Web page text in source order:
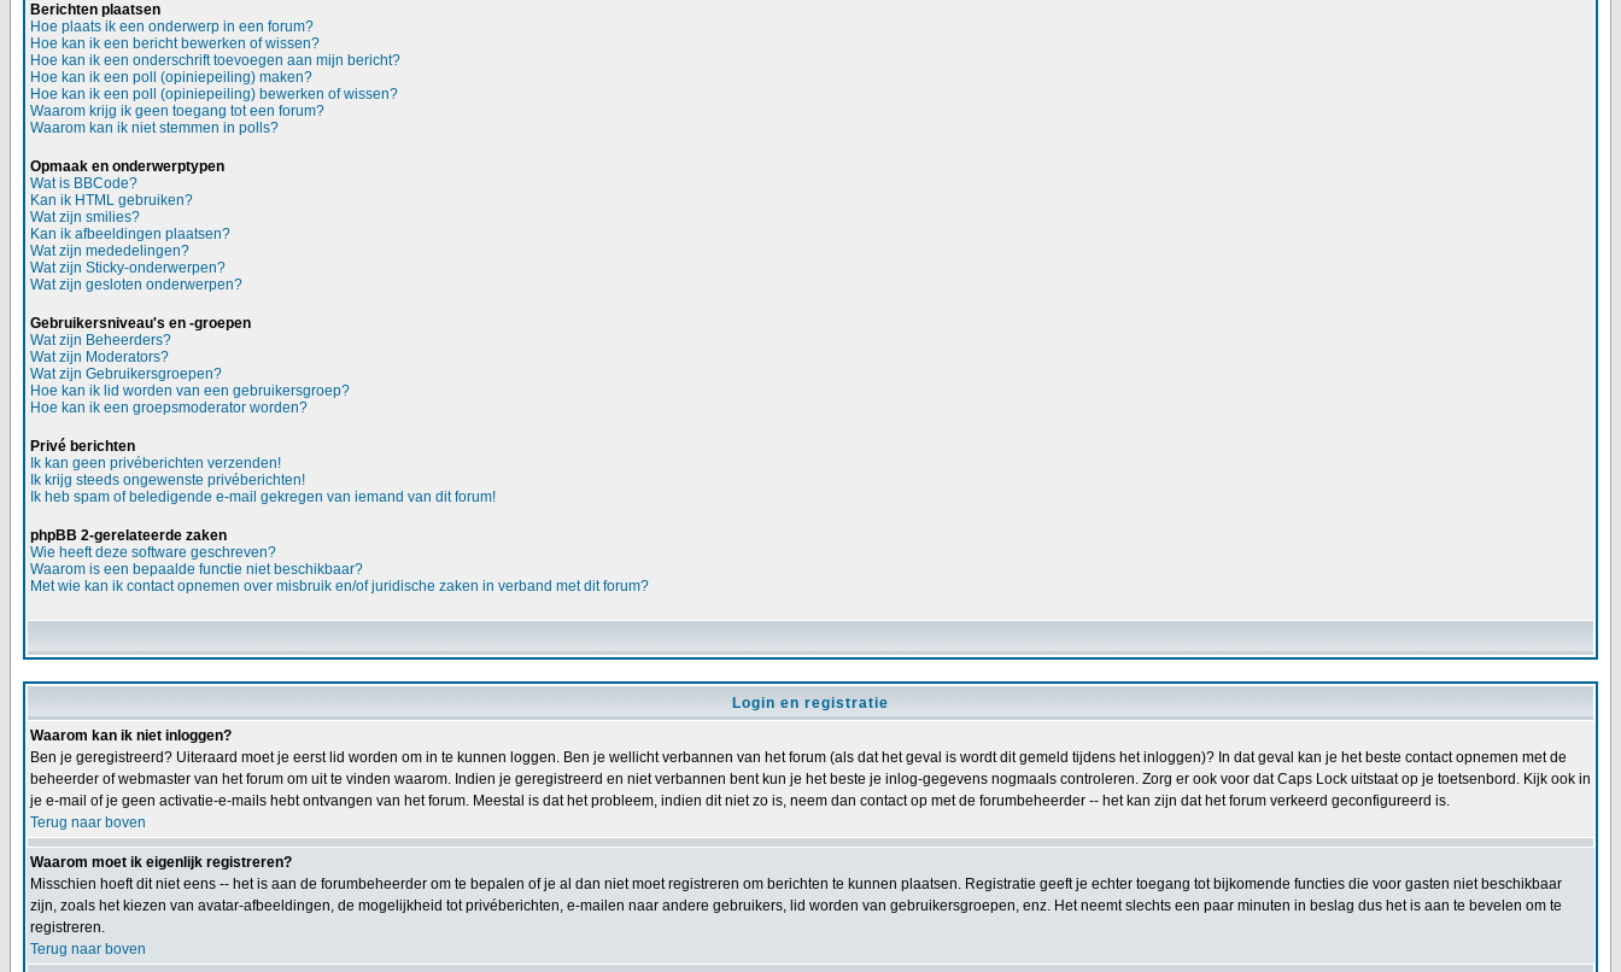
Berichten plaatsen
Hoe plaats ik een onderwerp in een forum?
Hoe kan ik een bericht bewerken of wissen?
Hoe kan ik een onderschrift toevoegen aan mijn bericht?
Hoe kan ik een poll (opiniepeiling) maken?
Hoe kan ik een poll (opiniepeiling) bewerken of wissen?
Waarom krijg ik geen toegang tot een forum?
Waarom kan ik niet stemmen in polls?
Opmaak en onderwerptypen
Wat is BBCode?
Kan ik HTML gebruiken?
Wat zijn smilies?
Kan ik afbeeldingen plaatsen?
Wat zijn mededelingen?
Wat zijn Sticky-onderwerpen?
Wat zijn gesloten onderwerpen?
Gebruikersniveau's en -groepen
Wat zijn Beheerders?
Wat zijn Moderators?
Wat zijn Gebruikersgroepen?
Hoe kan ik lid worden van een gebruikersgroep?
Hoe kan ik een groepsmoderator worden?
Privé berichten
Ik kan geen privéberichten verzenden!
Ik krijg steeds ongewenste privéberichten!
Ik heb spam of beledigende e-mail gekregen van iemand van dit forum!
phpBB 2-gerelateerde zaken
Wie heeft deze software geschreven?
Waarom is een bepaalde functie niet beschikbaar?
Met wie kan ik contact opnemen over misbruik en/of juridische zaken in verband met dit forum?
Login en registratie
Waarom kan ik niet inloggen?
Ben je geregistreerd? Uiteraard moet je eerst lid worden om in te kunnen loggen. Ben je wellicht verbannen van het forum (als dat het geval is wordt dit gemeld tijdens het inloggen)? In dat geval kan je het beste contact opnemen met de
beheerder of webmaster van het forum om uit te vinden waarom. Indien je geregistreerd en niet verbannen bent kun je het beste je inlog-gegevens nogmaals controleren. Zorg er ook voor dat Caps Lock uitstaat op je toetsenbord. Kijk ook in
je e-mail of je geen activatie-e-mails hebt ontvangen van het forum. Meestal is dat het probleem, indien dit niet zo is, neem dan contact op met de forumbeheerder -- het kan zijn dat het forum verkeerd geconfigureerd is.
Terug naar boven
Waarom moet ik eigenlijk registreren?
Misschien hoeft dit niet eens -- het is aan de forumbeheerder om te bepalen of je al dan niet moet registreren om berichten te kunnen plaatsen. Registratie geeft je echter toegang tot bijkomende functies die voor gasten niet beschikbaar
zijn, zoals het kiezen van avatar-afbeeldingen, de mogelijkheid tot privéberichten, e-mailen naar andere gebruikers, lid worden van gebruikersgroepen, enz. Het neemt slechts een paar minuten in beslag dus het is aan te bevelen om te
registreren.
Terug naar boven